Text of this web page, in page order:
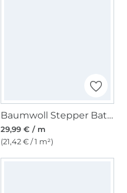
Baumwoll Stepper Batik Denim Fibre Mood, blau
29,99 € / m
(21,42 € / 1 m²)